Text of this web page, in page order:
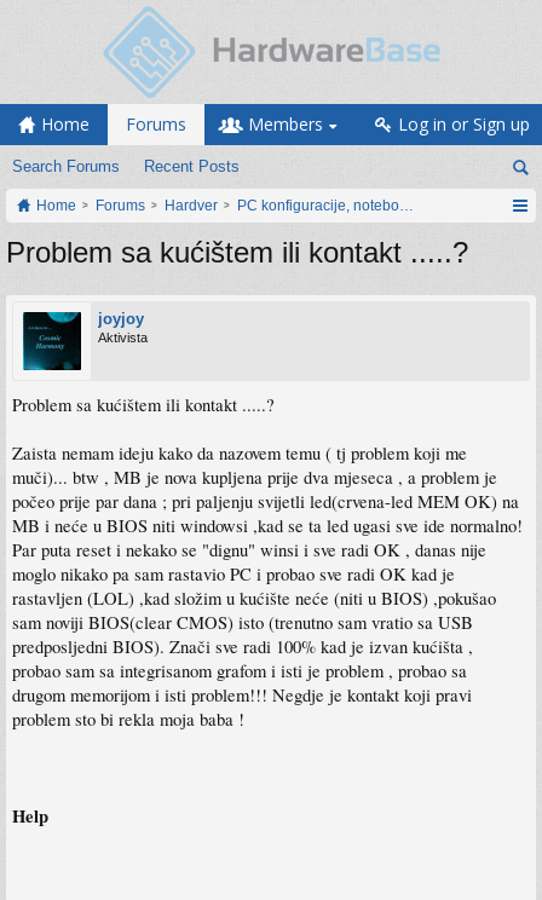
Home Forums
Search Forums Recent Posts
Members Log in or Sign up
Home Forums Hardver PC konfiguracije, notebook računari, servis
Problem sa kućištem ili kontakt .....?
joyjoy
Aktivista
Problem sa kućištem ili kontakt .....?
Zaista nemam ideju kako da nazovem temu ( tj problem koji me
muči)... btw , MB je nova kupljena prije dva mjeseca , a problem je
počeo prije par dana ; pri paljenju svijetli led(crvena-led MEM OK) na
MB i neće u BIOS niti windowsi ,kad se ta led ugasi sve ide normalno!
Par puta reset i nekako se "dignu" winsi i sve radi OK , danas nije
moglo nikako pa sam rastavio PC i probao sve radi OK kad je
rastavljen (LOL) ,kad složim u kućište neće (niti u BIOS) ,pokušao
sam noviji BIOS(clear CMOS) isto (trenutno sam vratio sa USB
predposljedni BIOS). Znači sve radi 100% kad je izvan kućišta ,
probao sam sa integrisanom grafom i isti je problem , probao sa
drugom memorijom i isti problem!!! Negdje je kontakt koji pravi
problem sto bi rekla moja baba !
Help